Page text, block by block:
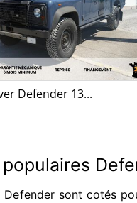
Defender 13...
sont cotés